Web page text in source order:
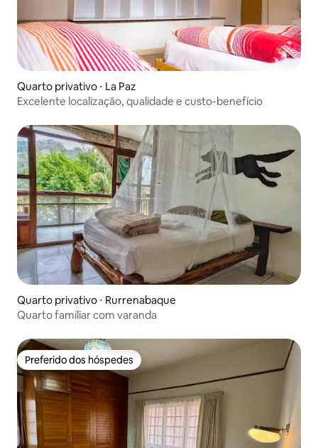
Quarto privativo ⋅ La Paz
Excelente localização, qualidade e custo-benefício
Quarto privativo ⋅ Rurrenabaque
Quarto familiar com varanda
Preferido dos hóspedes
Preferido dos hóspedes